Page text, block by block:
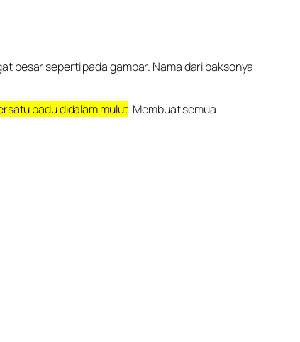
besar seperti pada gambar. Nama dari baksonya
padu didalam mulut. Membuat semua